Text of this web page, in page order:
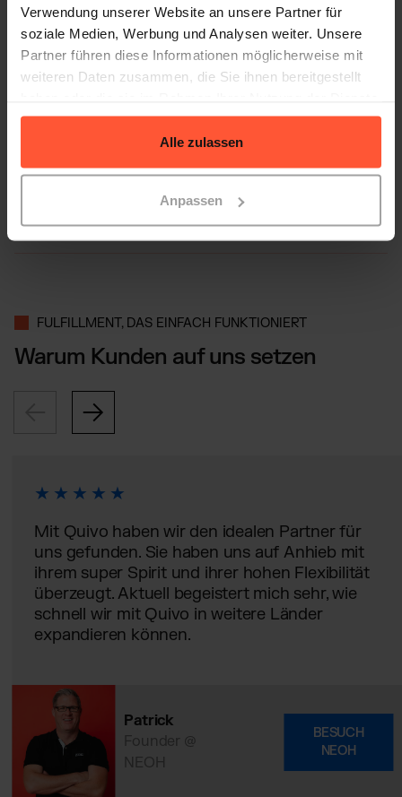
Verwendung unserer Website an unsere Partner für
soziale Medien, Werbung und Analysen weiter. Unsere
Partner führen diese Informationen möglicherweise mit
weiteren Daten zusammen, die Sie ihnen bereitgestellt
gesammelt haben.
Alle zulassen
Anpassen
Wie verkaufe ich Produkte auf
TikTok?
Ist TikToks eigene Logistik teurer
als externe Anbieter?
FULFILLMENT, DAS EINFACH FUNKTIONIERT
Warum Kunden auf uns setzen
Mit Quivo haben wir den idealen Partner für
uns gefunden. Sie haben uns auf Anhieb mit
ihrem super Spirit und ihrer hohen Flexibilität
überzeugt. Aktuell begeistert mich sehr, wie
schnell wir mit Quivo in weitere Länder
expandieren können.
Patrick
Founder @
NEOH
BESUCH
NEOH